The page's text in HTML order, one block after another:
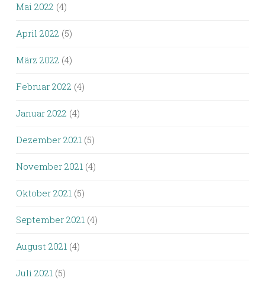
Mai 2022 (4)
April 2022 (5)
März 2022 (4)
Februar 2022 (4)
Januar 2022 (4)
Dezember 2021 (5)
November 2021 (4)
Oktober 2021 (5)
September 2021 (4)
August 2021 (4)
Juli 2021 (5)